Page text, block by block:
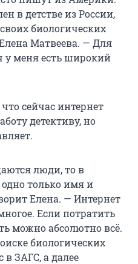
в детстве из России,
биологических
Матвеева. — Для
у меня есть широкий
сейчас интернет
детективу, но
люди, то в
только имя и
Елена. — Интернет
Если потратить
можно абсолютно всё.
биологических
в ЗАГС, а далее